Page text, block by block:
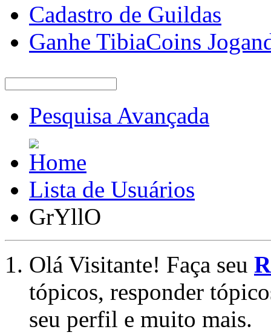
Cadastro de Guildas
Ganhe TibiaCoins
Pesquisa Avançada
Lista de Usuários
GrYllO
Olá Visitante! Faça seu
tópicos, responder
seu perfil e muito mais.